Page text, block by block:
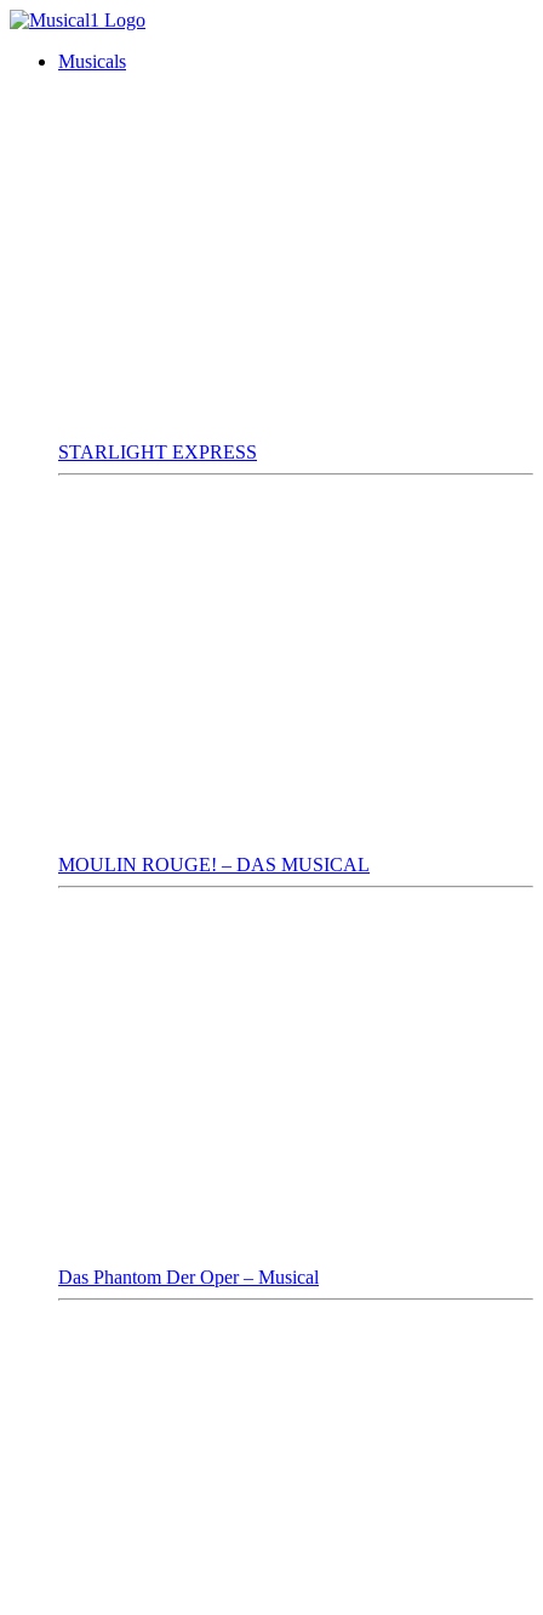
Musicals
STARLIGHT EXPRESS
MOULIN ROUGE! – DAS MUSICAL
Das Phantom Der Oper – Musical